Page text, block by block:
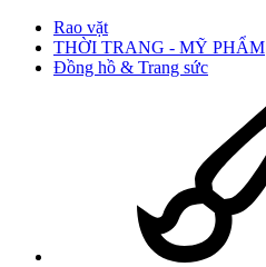
Rao vặt
THỜI TRANG - MỸ PHẨM
Đồng hồ & Trang sức